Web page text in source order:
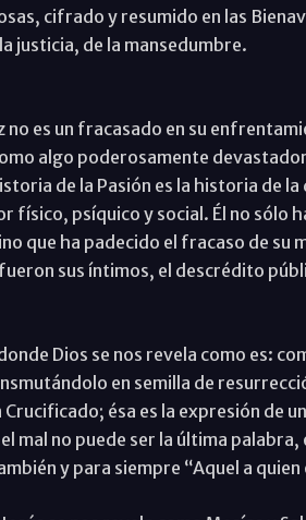
cifrado y resumido en las
justicia, de la mansedumbre.
no es un fracasado en su
algo poderosamente
de la Pasión es la historia de
físico, psíquico y social. Él no
que ha padecido el fracaso de su
sus íntimos, el descrédito
Dios se nos revela como es:
en semilla de
ésa es la expresión de
mal no puede ser la última
y para siempre “Aquel a